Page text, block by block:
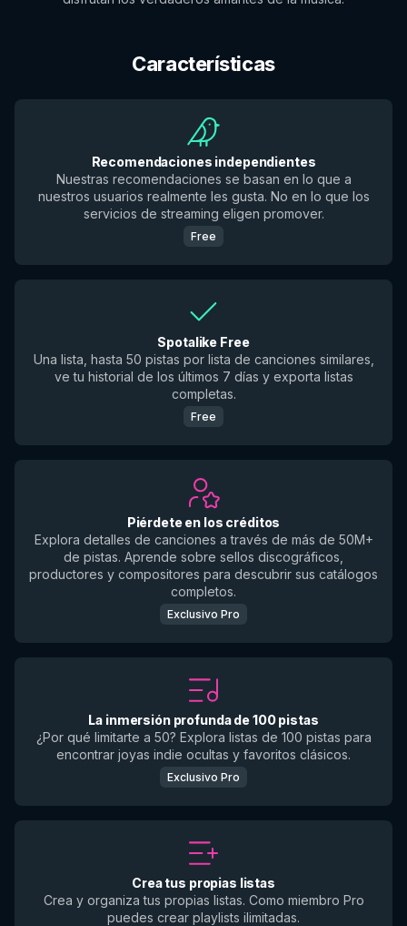
Características
Recomendaciones independientes
Nuestras recomendaciones se basan en lo que a
nuestros usuarios realmente les gusta. No en lo que los
servicios de streaming eligen promover.
Free
Spotalike Free
Una lista, hasta 50 pistas por lista de canciones similares,
ve tu historial de los últimos 7 días y exporta listas
completas.
Free
Piérdete en los créditos
Explora detalles de canciones a través de más de 50M+
de pistas. Aprende sobre sellos discográficos,
productores y compositores para descubrir sus catálogos
completos.
Exclusivo Pro
La inmersión profunda de 100 pistas
¿Por qué limitarte a 50? Explora listas de 100 pistas para
encontrar joyas indie ocultas y favoritos clásicos.
Exclusivo Pro
Crea tus propias listas
Crea y organiza tus propias listas. Como miembro Pro
puedes crear playlists ilimitadas.